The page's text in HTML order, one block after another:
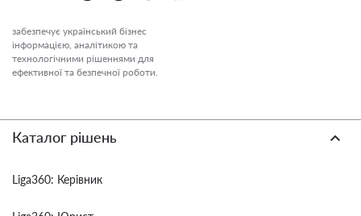
забезпечує український бізнес
інформацією, аналітикою та
технологічними рішеннями для
ефективної та безпечної роботи.
Каталог рішень
Liga360: Керівник